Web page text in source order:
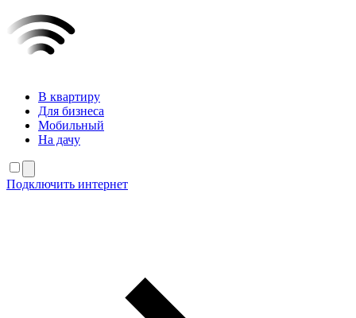
В квартиру
Для бизнеса
Мобильный
На дачу
Подключить интернет